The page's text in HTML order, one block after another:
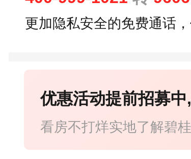
更加隐私安全的免费通话
看房不打烊实地了解碧
优惠活动提前招募中